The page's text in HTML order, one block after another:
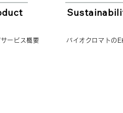
ービス概要 バイオクロマトの